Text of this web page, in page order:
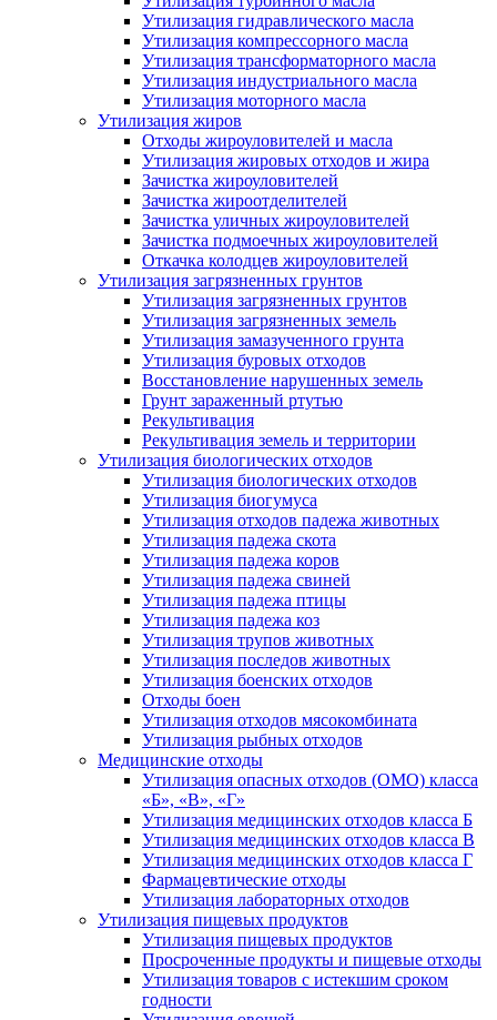
Утилизация гидравлического масла
Утилизация компрессорного масла
Утилизация трансформаторного масла
Утилизация индустриального масла
Утилизация моторного масла
Утилизация жиров
Отходы жироуловителей и масла
Утилизация жировых отходов и жира
Зачистка жироуловителей
Зачистка жироотделителей
Зачистка уличных жироуловителей
Зачистка подмоечных жироуловителей
Откачка колодцев жироуловителей
Утилизация загрязненных грунтов
Утилизация загрязненных грунтов
Утилизация загрязненных земель
Утилизация замазученного грунта
Утилизация буровых отходов
Восстановление нарушенных земель
Грунт зараженный ртутью
Рекультивация
Рекультивация земель и территории
Утилизация биологических отходов
Утилизация биологических отходов
Утилизация биогумуса
Утилизация отходов падежа животных
Утилизация падежа скота
Утилизация падежа коров
Утилизация падежа свиней
Утилизация падежа птицы
Утилизация падежа коз
Утилизация трупов животных
Утилизация последов животных
Утилизация боенских отходов
Отходы боен
Утилизация отходов мясокомбината
Утилизация рыбных отходов
Медицинские отходы
Утилизация опасных отходов (ОМО) класса
«Б», «В», «Г»
Утилизация медицинских отходов класса Б
Утилизация медицинских отходов класса В
Утилизация медицинских отходов класса Г
Фармацевтические отходы
Утилизация лабораторных отходов
Утилизация пищевых продуктов
Утилизация пищевых продуктов
Просроченные продукты и пищевые отходы
Утилизация товаров с истекшим сроком
годности